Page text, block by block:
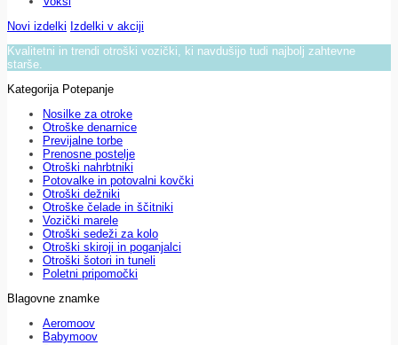
Novi izdelki Izdelki v akciji
Kvalitetni in trendi otroški vozički, ki navdušijo tudi najbolj zahtevne
starše.
Kategorija Potepanje
Nosilke za otroke
Otroške denarnice
Previjalne torbe
Prenosne postelje
Otroški nahrbtniki
Potovalke in potovalni kovčki
Otroški dežniki
Otroške čelade in ščitniki
Vozički marele
Otroški sedeži za kolo
Otroški skiroji in poganjalci
Otroški šotori in tuneli
Poletni pripomočki
Blagovne znamke
Aeromoov
Babymoov